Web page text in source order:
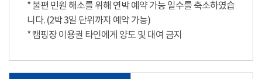
* 불편 민원 해소를 위해 연박 예약 가능 일수를 축소하였습
니다. (2박 3일 단위까지 예약 가능)
* 캠핑장 이용권 타인에게 양도 및 대여 금지